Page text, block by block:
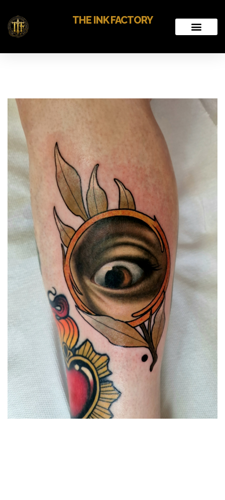
THE INK FACTORY